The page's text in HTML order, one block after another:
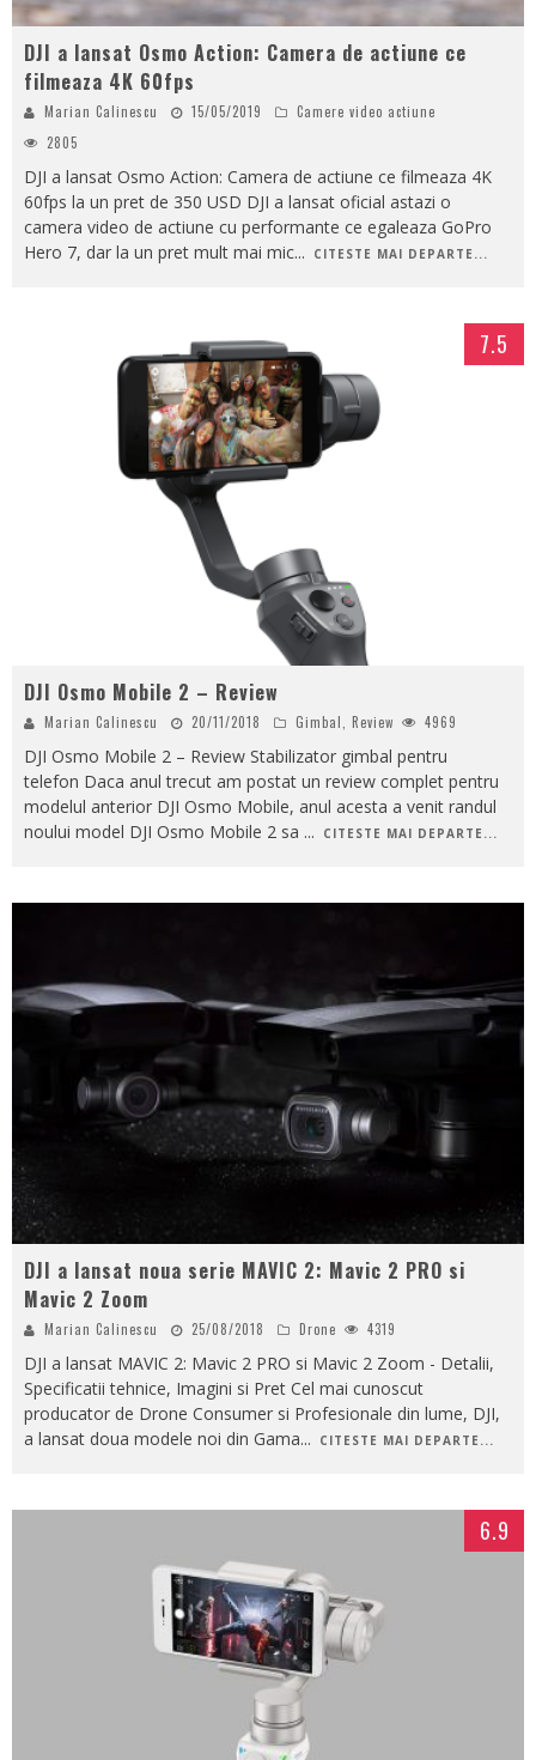
DJI a lansat Osmo Action: Camera de actiune ce
filmeaza 4K 60fps
Marian Calinescu 15/05/2019
Camere video actiune
2805
DJI a lansat Osmo Action: Camera de actiune ce filmeaza 4K
60fps la un pret de 350 USD DJI a lansat oficial astazi o
camera video de actiune cu performante ce egaleaza GoPro
Hero 7, dar la un pret mult mai mic... CITESTE MAI DEPARTE...
7.5
DJI Osmo Mobile 2 – Review
Marian Calinescu 20/11/2018 Gimbal Review 4969
DJI Osmo Mobile 2 – Review Stabilizator gimbal pentru
telefon Daca anul trecut am postat un review complet pentru
modelul anterior DJI Osmo Mobile, anul acesta a venit randul
noului model DJI Osmo Mobile 2 sa ... CITESTE MAI DEPARTE...
DJI a lansat noua serie MAVIC 2: Mavic 2 PRO si
Mavic 2 Zoom
Marian Calinescu 25/08/2018 Drone 4319
DJI a lansat MAVIC 2: Mavic 2 PRO si Mavic 2 Zoom - Detalii,
Specificatii tehnice, Imagini si Pret Cel mai cunoscut
producator de Drone Consumer si Profesionale din lume, DJI,
a lansat doua modele noi din Gama... CITESTE MAI DEPARTE...
6.9